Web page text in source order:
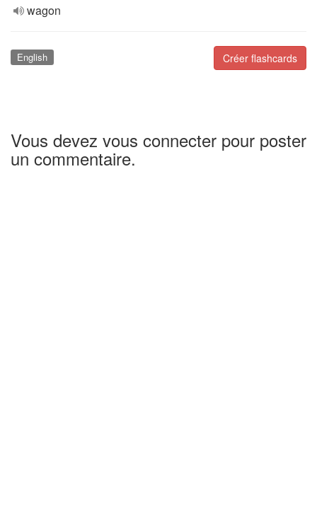
wagon
Créer flashcards
English
Vous devez vous connecter pour poster
un commentaire.